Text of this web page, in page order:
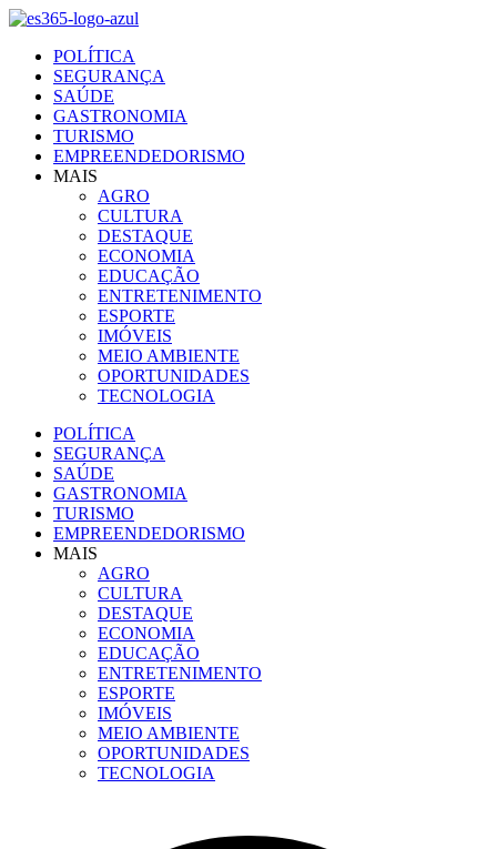
Ir
conteúdo
POLÍTICA
SEGURANÇA
SAÚDE
GASTRONOMIA
TURISMO
EMPREENDEDORISMO
MAIS
AGRO
CULTURA
DESTAQUE
ECONOMIA
EDUCAÇÃO
ENTRETENIMENTO
ESPORTE
IMÓVEIS
MEIO AMBIENTE
OPORTUNIDADES
TECNOLOGIA
POLÍTICA
SEGURANÇA
SAÚDE
GASTRONOMIA
TURISMO
EMPREENDEDORISMO
MAIS
AGRO
CULTURA
DESTAQUE
ECONOMIA
EDUCAÇÃO
ENTRETENIMENTO
ESPORTE
IMÓVEIS
MEIO AMBIENTE
OPORTUNIDADES
TECNOLOGIA